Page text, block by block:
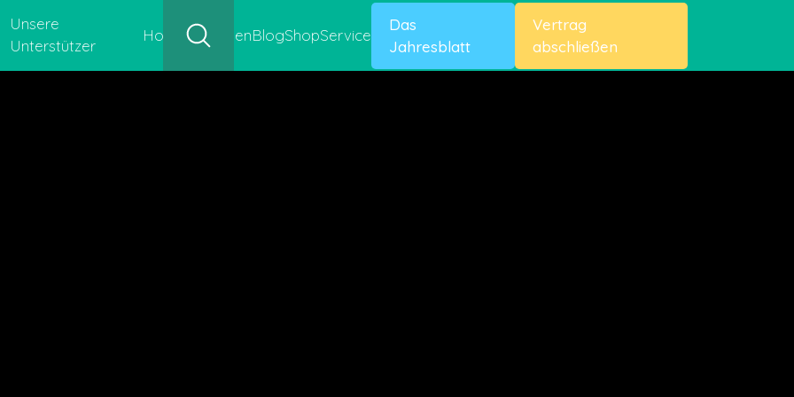
Unsere
Unterstützer
HofgeschichtenBlogShopService
Das
Jahresblatt
Vertrag
abschließen